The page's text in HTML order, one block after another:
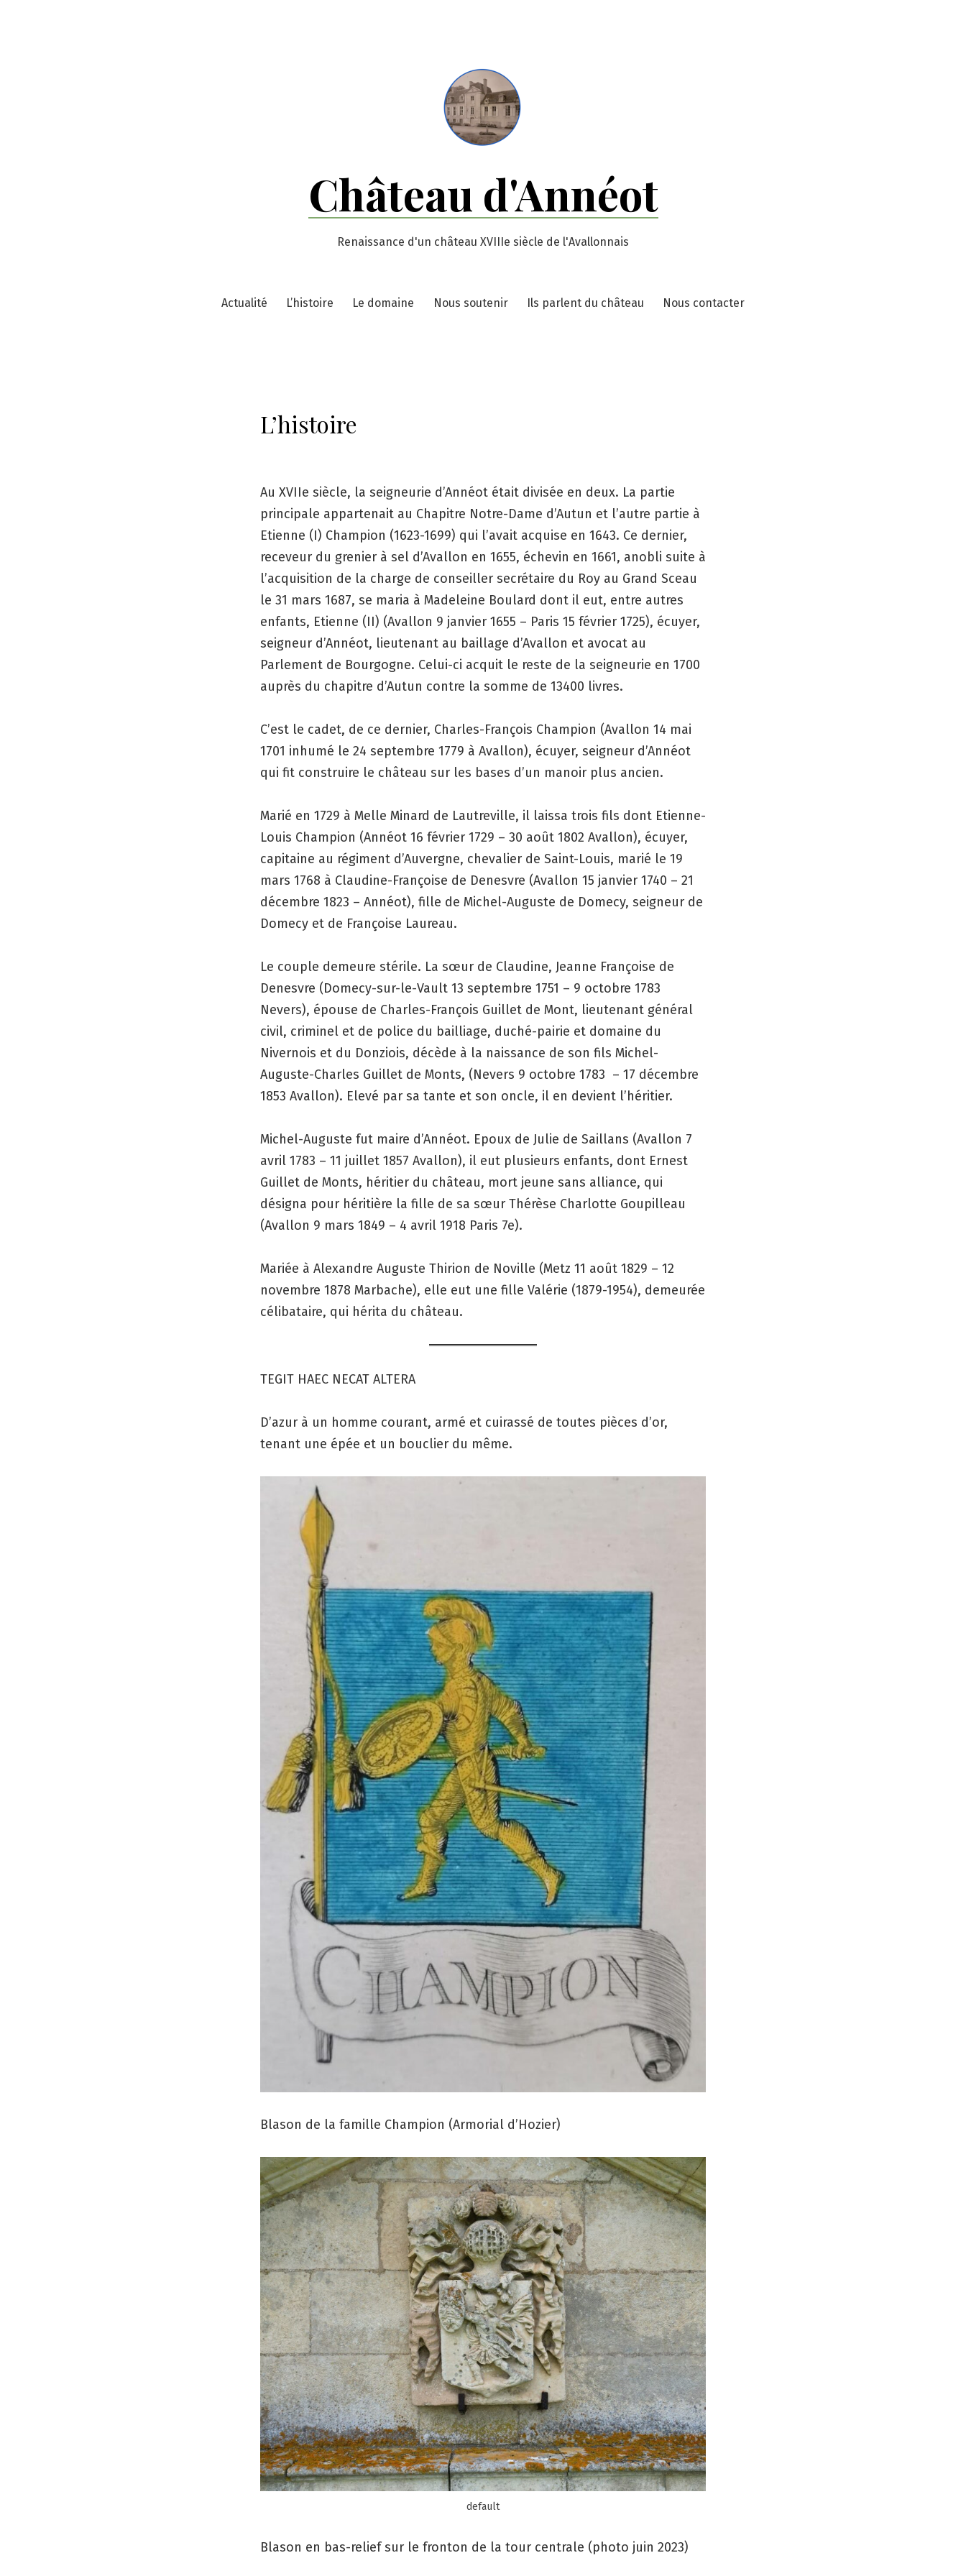
Château d'Annéot
Renaissance d'un château XVIIIe siècle de l'Avallonnais
Actualité L’histoire Le domaine Nous soutenir Ils parlent du château Nous contacter
L’histoire
Au XVIIe siècle, la seigneurie d’Annéot était divisée en deux. La partie
principale appartenait au Chapitre Notre-Dame d’Autun et l’autre partie à
Etienne (I) Champion (1623-1699) qui l’avait acquise en 1643. Ce dernier,
receveur du grenier à sel d’Avallon en 1655, échevin en 1661, anobli suite à
l’acquisition de la charge de conseiller secrétaire du Roy au Grand Sceau
le 31 mars 1687, se maria à Madeleine Boulard dont il eut, entre autres
enfants, Etienne (II) (Avallon 9 janvier 1655 – Paris 15 février 1725), écuyer,
seigneur d’Annéot, lieutenant au baillage d’Avallon et avocat au
Parlement de Bourgogne. Celui-ci acquit le reste de la seigneurie en 1700
auprès du chapitre d’Autun contre la somme de 13400 livres.
C’est le cadet, de ce dernier, Charles-François Champion (Avallon 14 mai
1701 inhumé le 24 septembre 1779 à Avallon), écuyer, seigneur d’Annéot
qui fit construire le château sur les bases d’un manoir plus ancien.
Marié en 1729 à Melle Minard de Lautreville, il laissa trois fils dont Etienne-
Louis Champion (Annéot 16 février 1729 – 30 août 1802 Avallon), écuyer,
capitaine au régiment d’Auvergne, chevalier de Saint-Louis, marié le 19
mars 1768 à Claudine-Françoise de Denesvre (Avallon 15 janvier 1740 – 21
décembre 1823 – Annéot), fille de Michel-Auguste de Domecy, seigneur de
Domecy et de Françoise Laureau.
Le couple demeure stérile. La sœur de Claudine, Jeanne Françoise de
Denesvre (Domecy-sur-le-Vault 13 septembre 1751 – 9 octobre 1783
Nevers), épouse de Charles-François Guillet de Mont, lieutenant général
civil, criminel et de police du bailliage, duché-pairie et domaine du
Nivernois et du Donziois, décède à la naissance de son fils Michel-
Auguste-Charles Guillet de Monts, (Nevers 9 octobre 1783 – 17 décembre
1853 Avallon). Elevé par sa tante et son oncle, il en devient l’héritier.
Michel-Auguste fut maire d’Annéot. Epoux de Julie de Saillans (Avallon 7
avril 1783 – 11 juillet 1857 Avallon), il eut plusieurs enfants, dont Ernest
Guillet de Monts, héritier du château, mort jeune sans alliance, qui
désigna pour héritière la fille de sa sœur Thérèse Charlotte Goupilleau
(Avallon 9 mars 1849 – 4 avril 1918 Paris 7e).
Mariée à Alexandre Auguste Thirion de Noville (Metz 11 août 1829 – 12
novembre 1878 Marbache), elle eut une fille Valérie (1879-1954), demeurée
célibataire, qui hérita du château.
TEGIT HAEC NECAT ALTERA
D’azur à un homme courant, armé et cuirassé de toutes pièces d’or,
tenant une épée et un bouclier du même.
Blason de la famille Champion (Armorial d’Hozier)
default
Blason en bas-relief sur le fronton de la tour centrale (photo juin 2023)